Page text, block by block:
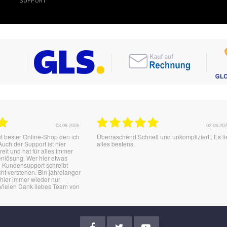
02.08.2026
und unkompliziert,. Es lief
01.08.2026
Wie immer Flott